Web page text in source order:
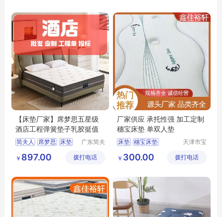
【床垫厂家】席梦思五星级
酒店工程弹簧垫子乳胶挺值
简夫人 席梦思
床垫
广东简夫
限公司
￥ 897.00 拨打电话
厂家供应 承托性强 加工定制
穗宝床垫 单双人垫
床垫 穗宝床垫
3D丝床垫
天津市宝
裕轩床垫
￥ 300.00 拨打电话